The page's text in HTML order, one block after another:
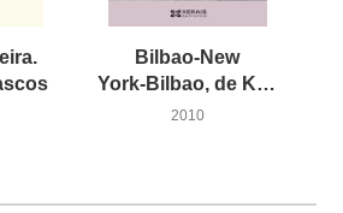
Bilbao-New
York-Bilbao, de Kirmen Uribe
2010